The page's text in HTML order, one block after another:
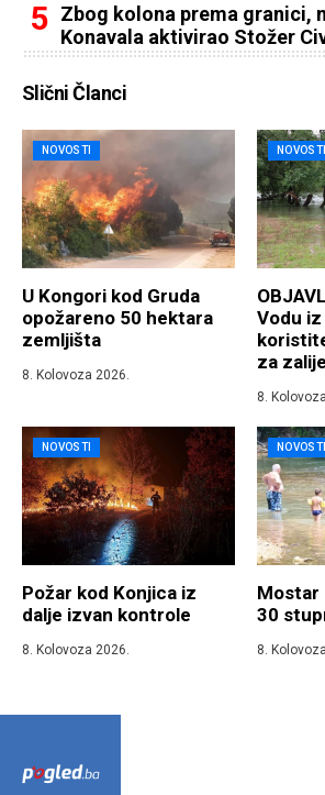
Zbog kolona prema granici,
Konavala aktivirao Stožer
Slični Članci
NOVOSTI
U Kongori kod Gruda
opožareno 50 hektara
zemljišta
8. Kolovoza 2026.
NOVOSTI
Vodu
za
8.
NOVOSTI
Požar kod Konjica iz
dalje izvan kontrole
8. Kolovoza 2026.
NOVOSTI
Mostar
30
8.